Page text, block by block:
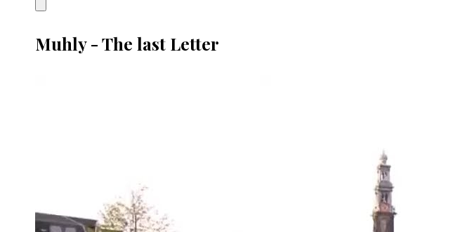
Muhly - The last Letter